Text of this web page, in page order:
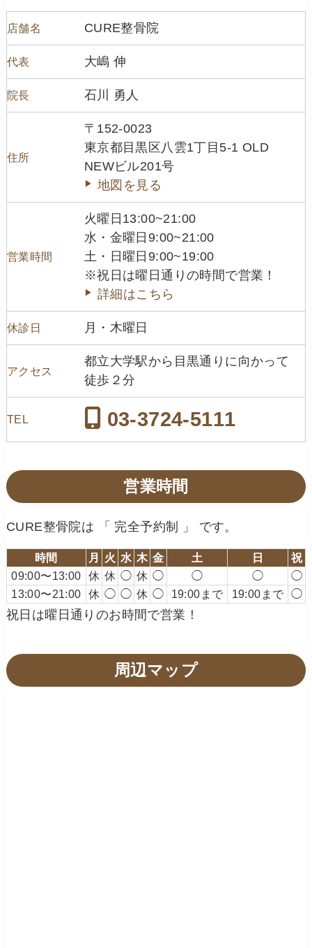
店舗名 CURE整骨院
代表 大嶋 伸
院長 石川 勇人
住所
〒152-0023
東京都目黒区八雲1丁目5-1 OLD
NEWビル201号
地図を見る
営業時間
火曜日13:00~21:00
水・金曜日9:00~21:00
土・日曜日9:00~19:00
※祝日は曜日通りの時間で営業！
詳細はこちら
休診日 月・木曜日
アクセス
都立大学駅から目黒通りに向かって
徒歩２分
TEL 03-3724-5111
営業時間
CURE整骨院は 「 完全予約制 」 です。
時間 月 火 水 木 金 土 日
祝
09:00〜13:00
休 休 ◯ 休 ◯ ◯ ◯
◯
13:00〜21:00
休 ◯ ◯ 休 ◯ 19:00まで 19:00まで ◯
祝日は曜日通りのお時間で営業！
周辺マップ